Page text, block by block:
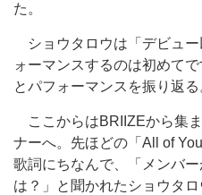
た。
ショウタロウは「デビュー
ォーマンスするのは初めて
とパフォーマンスを振り返る
ここからはBRIIZEから集
ナーへ。先ほどの「All of
歌詞にちなんで、「メンバ
は？」と聞かれたショウタ